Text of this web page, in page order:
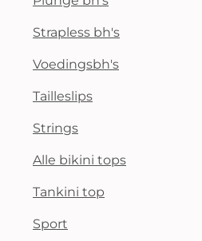
Strapless bh's
Voedingsbh's
Tailleslips
Strings
Alle bikini tops
Tankini top
Sport